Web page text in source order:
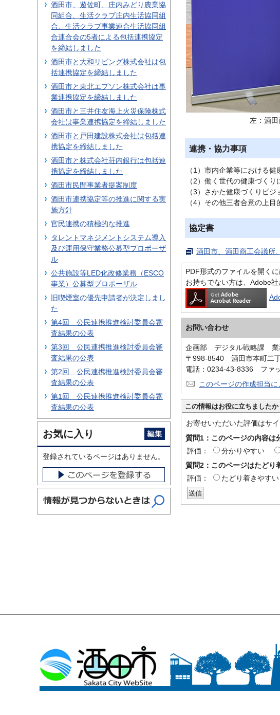
左：酒田
連携・協力事項
（1）市内企業等における
（2）働く世代の健康づく
（3）さかた健康づくりビ
（4）その他三者合意の上
協定書
酒田市、酒田商工会議所
PDF形式のファイルを開く
お持ちでない方は、Adobe
お問い合わせ
企画部 デジタル戦略課 業
〒998-8540 酒田市本町二
電話：0234-43-8336 ファ
このページの作成担当に
この情報はお役に立ちましたか
お寄せいただいた評価はサ
質問1：このページの内容は
評価：
分かりやすい
質問2：このページはたどり
評価：
たどり着きやすい
酒田市、遊佐町、庄内みどり農業協
同組合、生活クラブ庄内生活協同組
合、生活クラブ事業連合生活協同組
合連合会の5者による包括連携協定
を締結しました
酒田市と大和リビング株式会社は包
括連携協定を締結しました
酒田市と東北エプソン株式会社は事
業連携協定を締結しました
酒田市と三井住友海上火災保険株式
会社は事業連携協定を締結しました
酒田市と戸田建設株式会社は包括連
携協定を締結しました
酒田市と株式会社荘内銀行は包括連
携協定を締結しました
酒田市民間事業者提案制度
酒田市連携協定等の推進に関する実
施方針
官民連携の積極的な推進
タレントマネジメントシステム導入
及び運用保守業務公募型プロポーザ
ル
公共施設等LED化改修業務（ESCO
事業）公募型プロポーザル
旧喫煙室の優先申請者が決定しまし
た
第4回 公民連携推進検討委員会審
査結果の公表
第3回 公民連携推進検討委員会審
査結果の公表
第2回 公民連携推進検討委員会審
査結果の公表
第1回 公民連携推進検討委員会審
査結果の公表
お気に入り
登録されているページはありません。